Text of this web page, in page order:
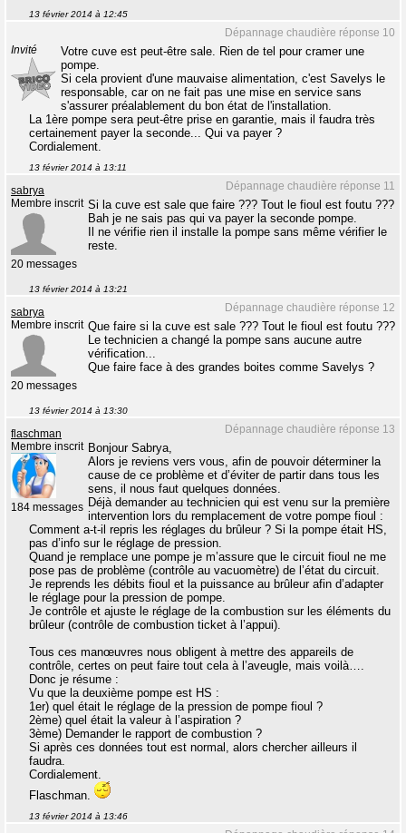
13 février 2014 à 12:45
Dépannage chaudière réponse 10
Invité
Votre cuve est peut-être sale. Rien de tel pour cramer une
pompe.
Si cela provient d'une mauvaise alimentation, c'est Savelys le
responsable, car on ne fait pas une mise en service sans
s'assurer préalablement du bon état de l'installation.
La 1ère pompe sera peut-être prise en garantie, mais il faudra très
certainement payer la seconde... Qui va payer ?
Cordialement.
13 février 2014 à 13:11
Dépannage chaudière réponse 11
sabrya
Membre inscrit
20 messages
Si la cuve est sale que faire ??? Tout le fioul est foutu ???
Bah je ne sais pas qui va payer la seconde pompe.
Il ne vérifie rien il installe la pompe sans même vérifier le
reste.
13 février 2014 à 13:21
Dépannage chaudière réponse 12
sabrya
Membre inscrit
20 messages
Que faire si la cuve est sale ??? Tout le fioul est foutu ???
Le technicien a changé la pompe sans aucune autre
vérification...
Que faire face à des grandes boites comme Savelys ?
13 février 2014 à 13:30
Dépannage chaudière réponse 13
flaschman
Membre inscrit
184 messages
Bonjour Sabrya,
Alors je reviens vers vous, afin de pouvoir déterminer la
cause de ce problème et d’éviter de partir dans tous les
sens, il nous faut quelques données.
Déjà demander au technicien qui est venu sur la première
intervention lors du remplacement de votre pompe fioul :
Comment a-t-il repris les réglages du brûleur ? Si la pompe était HS,
pas d’info sur le réglage de pression.
Quand je remplace une pompe je m’assure que le circuit fioul ne me
pose pas de problème (contrôle au vacuomètre) de l’état du circuit.
Je reprends les débits fioul et la puissance au brûleur afin d’adapter
le réglage pour la pression de pompe.
Je contrôle et ajuste le réglage de la combustion sur les éléments du
brûleur (contrôle de combustion ticket à l’appui).
Tous ces manœuvres nous obligent à mettre des appareils de
contrôle, certes on peut faire tout cela à l’aveugle, mais voilà….
Donc je résume :
Vu que la deuxième pompe est HS :
1er) quel était le réglage de la pression de pompe fioul ?
2ème) quel était la valeur à l’aspiration ?
3ème) Demander le rapport de combustion ?
Si après ces données tout est normal, alors chercher ailleurs il
faudra.
Cordialement.
Flaschman.
13 février 2014 à 13:46